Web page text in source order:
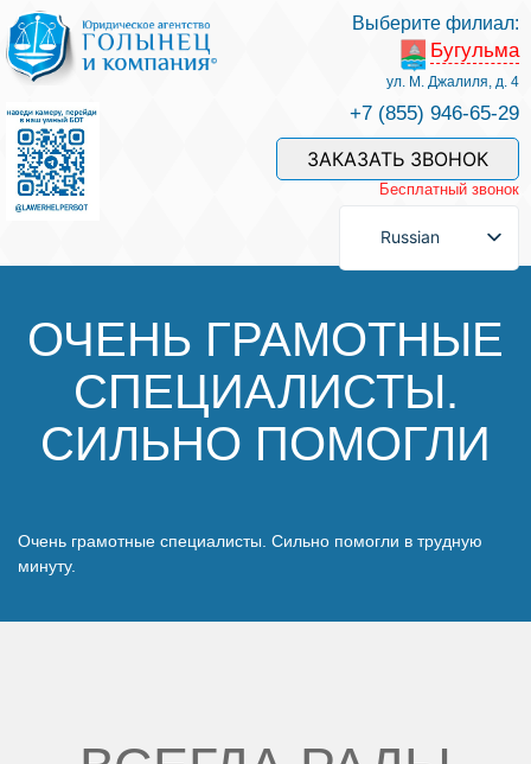
Услуги и наши специалисты
Оплата услуг
Задать вопрос
Отзывы
Полезные статьи
Наши победы
Выберите филиал:
Бугульма
ул. М. Джалиля, д. 4
+7 (855) 946-65-29
ЗАКАЗАТЬ ЗВОНОК
Бесплатный звонок
Russian
ОЧЕНЬ ГРАМОТНЫЕ
СПЕЦИАЛИСТЫ.
СИЛЬНО ПОМОГЛИ
Очень грамотные специалисты. Сильно помогли в трудную
минуту.